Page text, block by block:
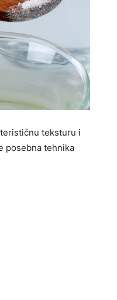
teksturu i
posebna tehnika